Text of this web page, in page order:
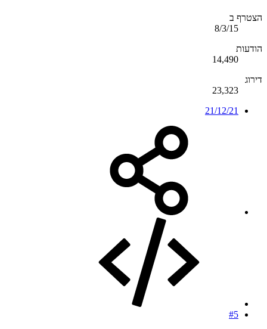
הצטרף ב
8/3/15
הודעות
14,490
דירוג
23,323
21/12/21
#5